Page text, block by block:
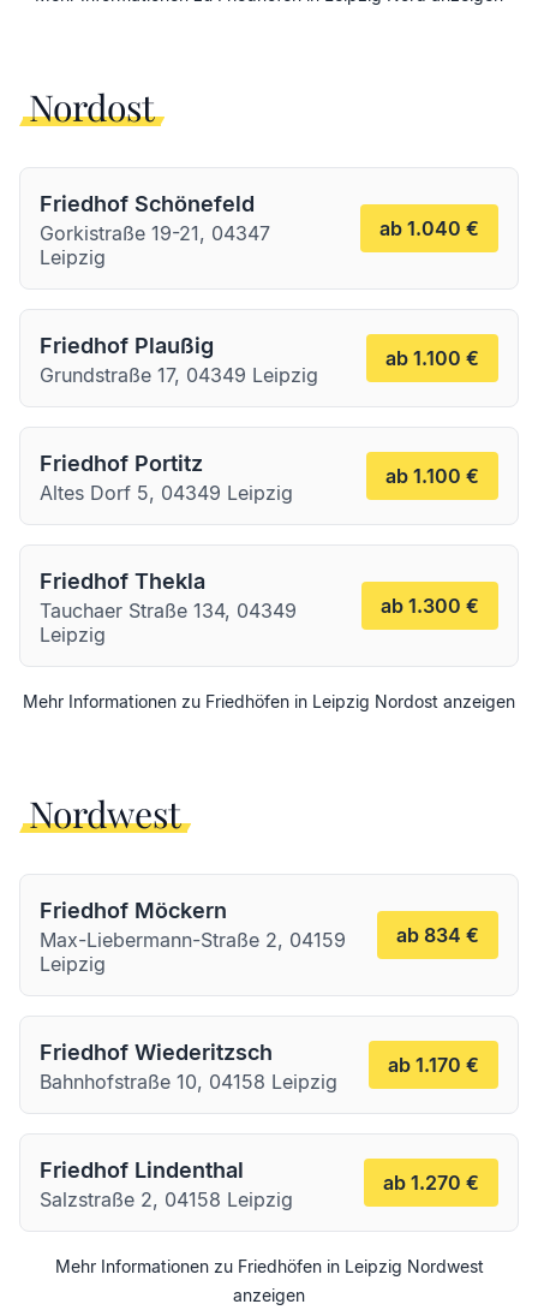
Nordost
Friedhof Schönefeld
Gorkistraße 19-21, 04347
Leipzig
ab 1.040 €
Friedhof Plaußig
Grundstraße 17, 04349 Leipzig
ab 1.100 €
Friedhof Portitz
Altes Dorf 5, 04349 Leipzig
ab 1.100 €
Friedhof Thekla
Tauchaer Straße 134, 04349
Leipzig
ab 1.300 €
Mehr Informationen zu Friedhöfen in Leipzig Nordost anzeigen
Nordwest
Friedhof Möckern
Max-Liebermann-Straße 2, 04159
Leipzig
ab 834 €
Friedhof Wiederitzsch
Bahnhofstraße 10, 04158 Leipzig
ab 1.170 €
Friedhof Lindenthal
Salzstraße 2, 04158 Leipzig
ab 1.270 €
Mehr Informationen zu Friedhöfen in Leipzig Nordwest
anzeigen